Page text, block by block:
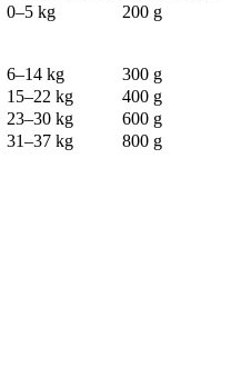
0–5 kg 200 g
6–14 kg
300 g
15–22 kg
400 g
23–30 kg
600 g
31–37 kg
800 g